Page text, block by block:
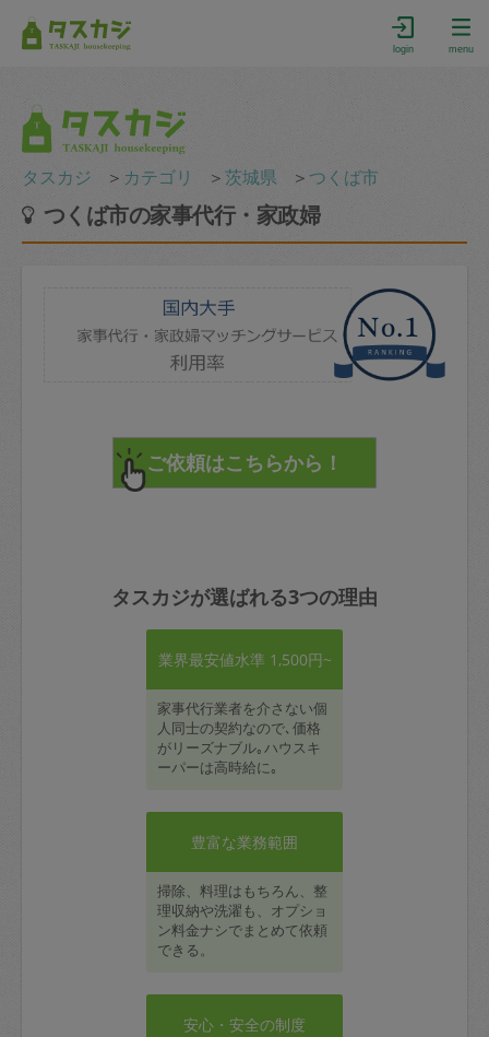
login menu
タスカジ ＞ カテゴリ ＞茨城県 ＞ つくば市
つくば市の家事代行・家政婦
タスカジが選ばれる3つの理由
業界最安値水準 1,500円~
家事代行業者を介さない個
人同士の契約なので､価格
がリーズナブル｡ハウスキ
ーパーは高時給に｡
豊富な業務範囲
掃除、料理はもちろん、整
理収納や洗濯も、オプショ
ン料金ナシでまとめて依頼
できる。
安心・安全の制度